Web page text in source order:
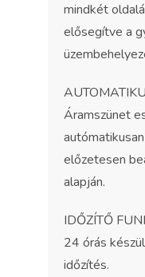
mindkét
elősegítve a
Áramszünet
előzetesen
alapján.
IDŐZÍTŐ
24 órás
időzítés.